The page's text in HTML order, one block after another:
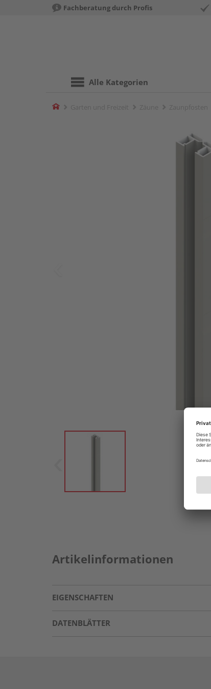
Fachberatung durch Profis
Alle Kategorien
Home
Artikelinformationen
EIGENSCHAFTEN
DATENBLÄTTER